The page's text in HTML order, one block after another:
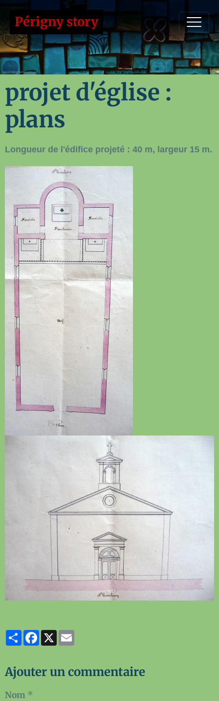
Périgny story
projet d'église :
plans
Longueur de l'édifice projeté : 40 m, largeur 15 m.
PartagerFacebook
X
Ajouter un commentaire
Nom